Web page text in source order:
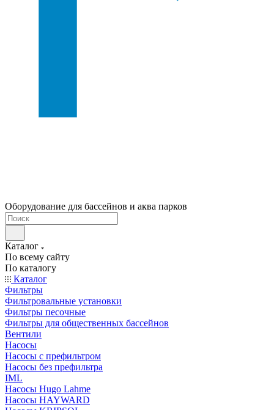
Оборудование для бассейнов и аква парков
Каталог
По всему сайту
По каталогу
Каталог
Фильтры
Фильтровальные установки
Фильтры песочные
Фильтры для общественных бассейнов
Вентили
Насосы
Насосы с префильтром
Насосы без префильтра
IML
Насосы Hugo Lahme
Насосы HAYWARD